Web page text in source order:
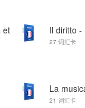
et
Il diritto -
27 词汇卡
La
21 词汇卡